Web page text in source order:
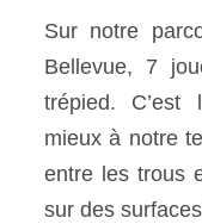
Sur notre
Bellevue, 7
trépied.
mieux à notre
entre les trous
sur des